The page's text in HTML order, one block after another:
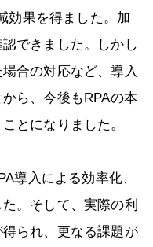
効果を得ました。加
できました。しかし
合の対応など、導入
ら、今後もRPAの本
とになりました。
導入による効率化、
。そして、実際の利
られ、更なる課題が